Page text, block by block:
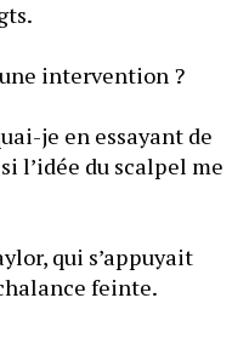
intervention ?
je en essayant de
l’idée du scalpel me
qui s’appuyait
feinte.